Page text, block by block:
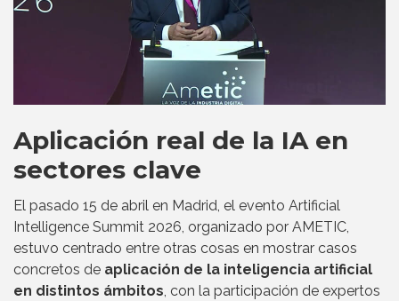
Aplicación real de la IA en
sectores clave
El pasado 15 de abril en Madrid, el evento Artificial
Intelligence Summit 2026, organizado por AMETIC,
estuvo centrado entre otras cosas en mostrar casos
concretos de aplicación de la inteligencia artificial
en distintos ámbitos, con la participación de expertos